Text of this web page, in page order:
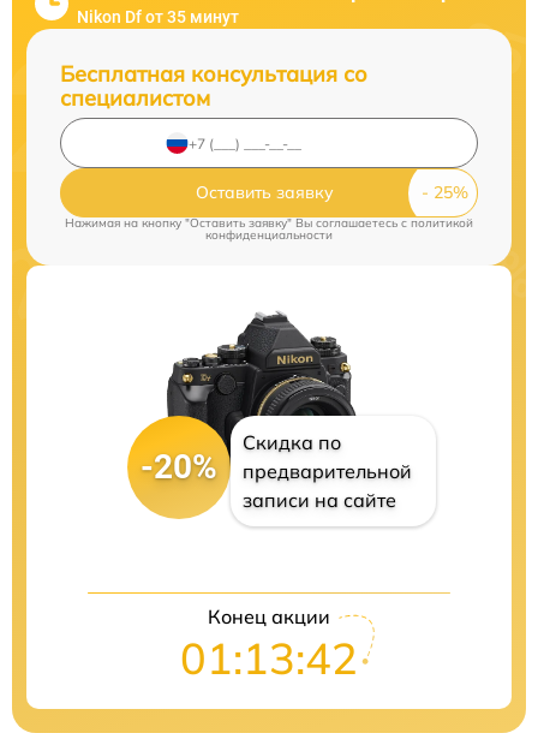
Nikon Df от 35 минут
Бесплатная консультация со
специалистом
Оставить заявку
Нажимая на кнопку "Оставить заявку" Вы соглашаетесь cполитикой
конфиденциальности
-20%
Скидка по
предварительной
записи на сайте
Конец акции
01:13:40